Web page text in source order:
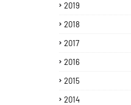
2019
2018
2017
2016
2015
2014